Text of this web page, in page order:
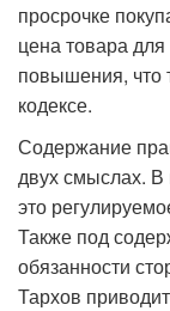
просрочке
цена товара
повышения, что
кодексе.
Содержание
двух смыслах.
это
Также под
обязанности
Тархов